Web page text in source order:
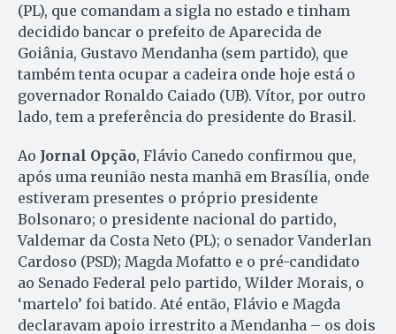
(PL), que comandam a sigla no estado e tinham
decidido bancar o prefeito de Aparecida de
Goiânia, Gustavo Mendanha (sem partido), que
também tenta ocupar a cadeira onde hoje está o
governador Ronaldo Caiado (UB). Vítor, por outro
lado, tem a preferência do presidente do Brasil.
Ao Jornal Opção, Flávio Canedo confirmou que,
após uma reunião nesta manhã em Brasília, onde
estiveram presentes o próprio presidente
Bolsonaro; o presidente nacional do partido,
Valdemar da Costa Neto (PL); o senador Vanderlan
Cardoso (PSD); Magda Mofatto e o pré-candidato
ao Senado Federal pelo partido, Wilder Morais, o
‘martelo’ foi batido. Até então, Flávio e Magda
declaravam apoio irrestrito a Mendanha – os dois